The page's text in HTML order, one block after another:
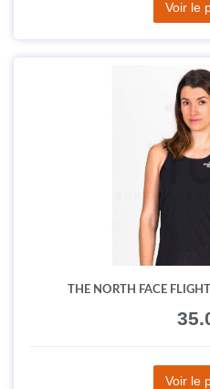
Voir le
THE NORTH FACE
Voir le